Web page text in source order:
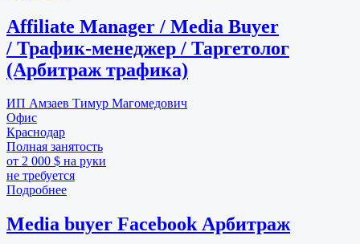
Affiliate Manager / Media Buyer
/ Трафик-менеджер / Таргетолог
(Арбитраж трафика)
ИП Амзаев Тимур Магомедович
Офис
Краснодар
Полная занятость
от 2 000 $ на руки
не требуется
Подробнее
Media buyer Facebook Арбитраж